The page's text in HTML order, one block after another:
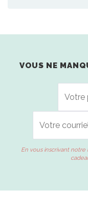
VOUS NE
En vous inscrivant